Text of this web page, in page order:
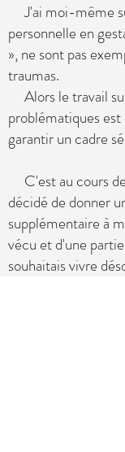
J'ai moi-même
personnelle en
», ne sont pas
traumas.
Alors le travail
problématiques
garantir un cadre
C'est au cours
décidé de donner
supplémentaire à
vécu et d'une
souhaitais vivre